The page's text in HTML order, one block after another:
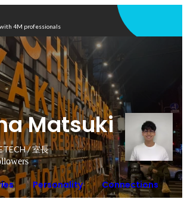
4M professionals
Matsuki
/ 室長
Personality Connections